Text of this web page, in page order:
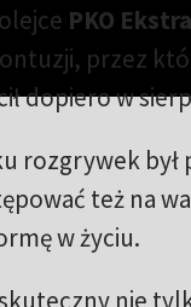
PKO
przez
dopiero w
rozgrywek
też na
w życiu.